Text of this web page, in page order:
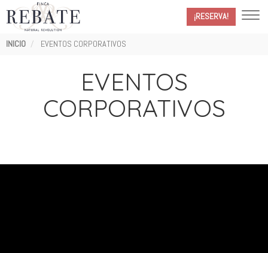
¡RESERVA!
Ruta
INICIO EVENTOS CORPORATIVOS
EVENTOS
CORPORATIVOS